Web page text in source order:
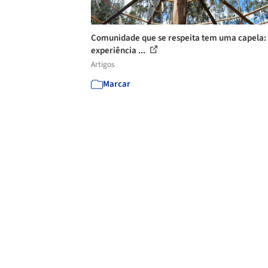
Comunidade que se respeita tem uma capela:
experiência ...
Artigos
Marcar